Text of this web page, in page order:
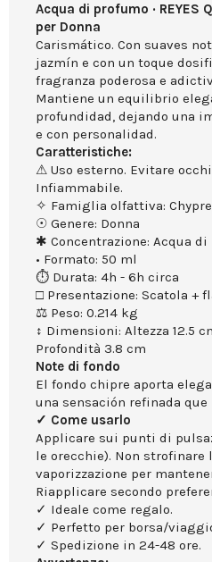
Acqua di profumo · REYES
per Donna
Carismático. Con suaves
jazmín e con un toque
fragranza poderosa e
Mantiene un equilibrio
profundidad, dejando una
e con personalidad.
Caratteristiche:
⚠ Uso esterno. Evitare
Infiammabile.
✧ Famiglia olfattiva: Chypre
☉ Genere: Donna
✱ Concentrazione: Acqua di
• Formato: 50 ml
⏱ Durata: 4h - 6h circa
□ Presentazione: Scatola +
⚖ Peso: 0.214 kg
↕ Dimensioni: Altezza 12.5
Profondità 3.8 cm
Note di fondo
El fondo chipre aporta
una sensación refinada
✓ Come usarlo
Applicare sui punti di
le orecchie). Non strofinare
vaporizzazione per
Riapplicare secondo
✓ Ideale come regalo.
✓ Perfetto per borsa/
✓ Spedizione in 24-48 ore.